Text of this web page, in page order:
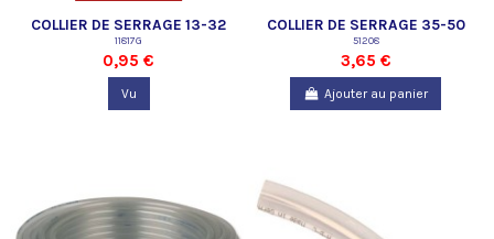
COLLIER DE SERRAGE 13-32
MM
11817G
0,95 €
Vu
COLLIER DE SERRAGE 35-50
MM
51208
3,65 €
Ajouter au panier